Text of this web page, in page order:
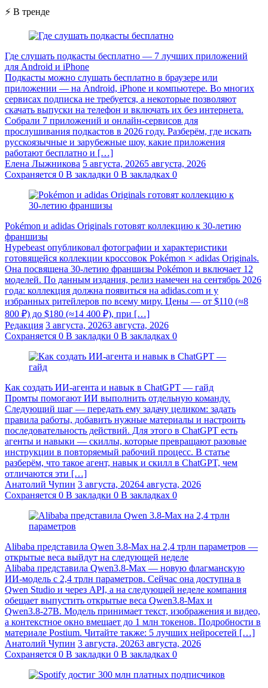
⚡ В тренде
Где слушать подкасты бесплатно — 7 лучших приложений
для Android и iPhone
Подкасты можно слушать бесплатно в браузере или
приложении — на Android, iPhone и компьютере. Во многих
сервисах подписка не требуется, а некоторые позволяют
скачать выпуски на телефон и включать их без интернета.
Собрали 7 приложений и онлайн-сервисов для
прослушивания подкастов в 2026 году. Разберём, где искать
русскоязычные и зарубежные шоу, какие приложения
работают бесплатно и […]
Елена Лыжникова 5 августа, 20265 августа, 2026
Сохраняется 0 В закладки 0 В закладках 0
Pokémon и adidas Originals готовят коллекцию к 30-летию
франшизы
Hypebeast опубликовал фотографии и характеристики
готовящейся коллекции кроссовок Pokémon × adidas Originals.
Она посвящена 30-летию франшизы Pokémon и включает 12
моделей. По данным издания, релиз намечен на сентябрь 2026
года: коллекция должна появиться на adidas.com и у
избранных ритейлеров по всему миру. Цены — от $110 (≈8
800 ₽) до $180 (≈14 400 ₽), при […]
Редакция 3 августа, 20263 августа, 2026
Сохраняется 0 В закладки 0 В закладках 0
Как создать ИИ-агента и навык в ChatGPT — гайд
Промты помогают ИИ выполнить отдельную команду.
Следующий шаг — передать ему задачу целиком: задать
правила работы, добавить нужные материалы и настроить
последовательность действий. Для этого в ChatGPT есть
агенты и навыки — скиллы, которые превращают разовые
инструкции в повторяемый рабочий процесс. В статье
разберём, что такое агент, навык и скилл в ChatGPT, чем
отличаются эти […]
Анатолий Чупин 3 августа, 20264 августа, 2026
Сохраняется 0 В закладки 0 В закладках 0
Alibaba представила Qwen 3.8‑Max на 2,4 трлн параметров —
открытые веса выйдут на следующей неделе
Alibaba представила Qwen3.8‑Max — новую флагманскую
ИИ-модель с 2,4 трлн параметров. Сейчас она доступна в
Qwen Studio и через API, а на следующей неделе компания
обещает выпустить открытые веса Qwen3.8‑Max и
Qwen3.8‑27B. Модель принимает текст, изображения и видео,
а контекстное окно вмещает до 1 млн токенов. Подробности в
материале Postium. Читайте также: 5 лучших нейросетей […]
Анатолий Чупин 3 августа, 20263 августа, 2026
Сохраняется 0 В закладки 0 В закладках 0